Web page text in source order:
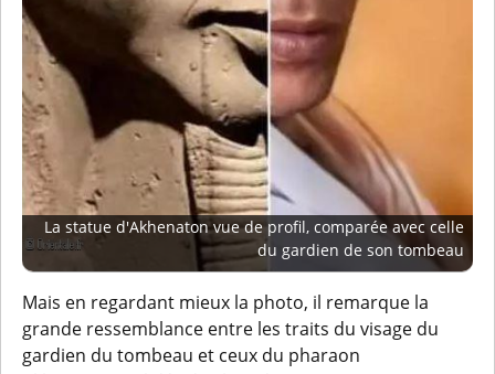
La statue d'Akhenaton vue de profil, comparée avec celle
du gardien de son tombeau
Mais en regardant mieux la photo, il remarque la
grande ressemblance entre les traits du visage du
gardien du tombeau et ceux du pharaon